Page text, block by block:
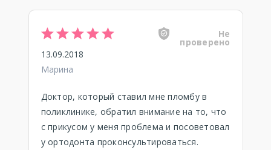
Не
проверено
13.09.2018
Марина
Доктор, который ставил мне пломбу в
поликлинике, обратил внимание на то, что
с прикусом у меня проблема и посоветовал
у ортодонта проконсультироваться.